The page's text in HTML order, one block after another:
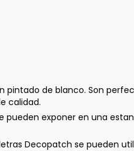
pintado de blanco. Son
calidad.
pueden exponer en una
Decopatch se pueden